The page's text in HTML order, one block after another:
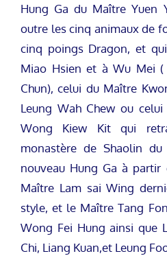
Hung Ga du Maître Yuen
outre les cinq animaux de
cinq poings Dragon, et
Miao Hsien et à Wu Mei
Chun), celui du Maître
Leung Wah Chew ou
Wong Kiew Kit qui
monastère de Shaolin
nouveau Hung Ga à
Maître Lam sai Wing
style, et le Maître Tang
Wong Fei Hung ainsi que
Chi, Liang Kuan,et Leung